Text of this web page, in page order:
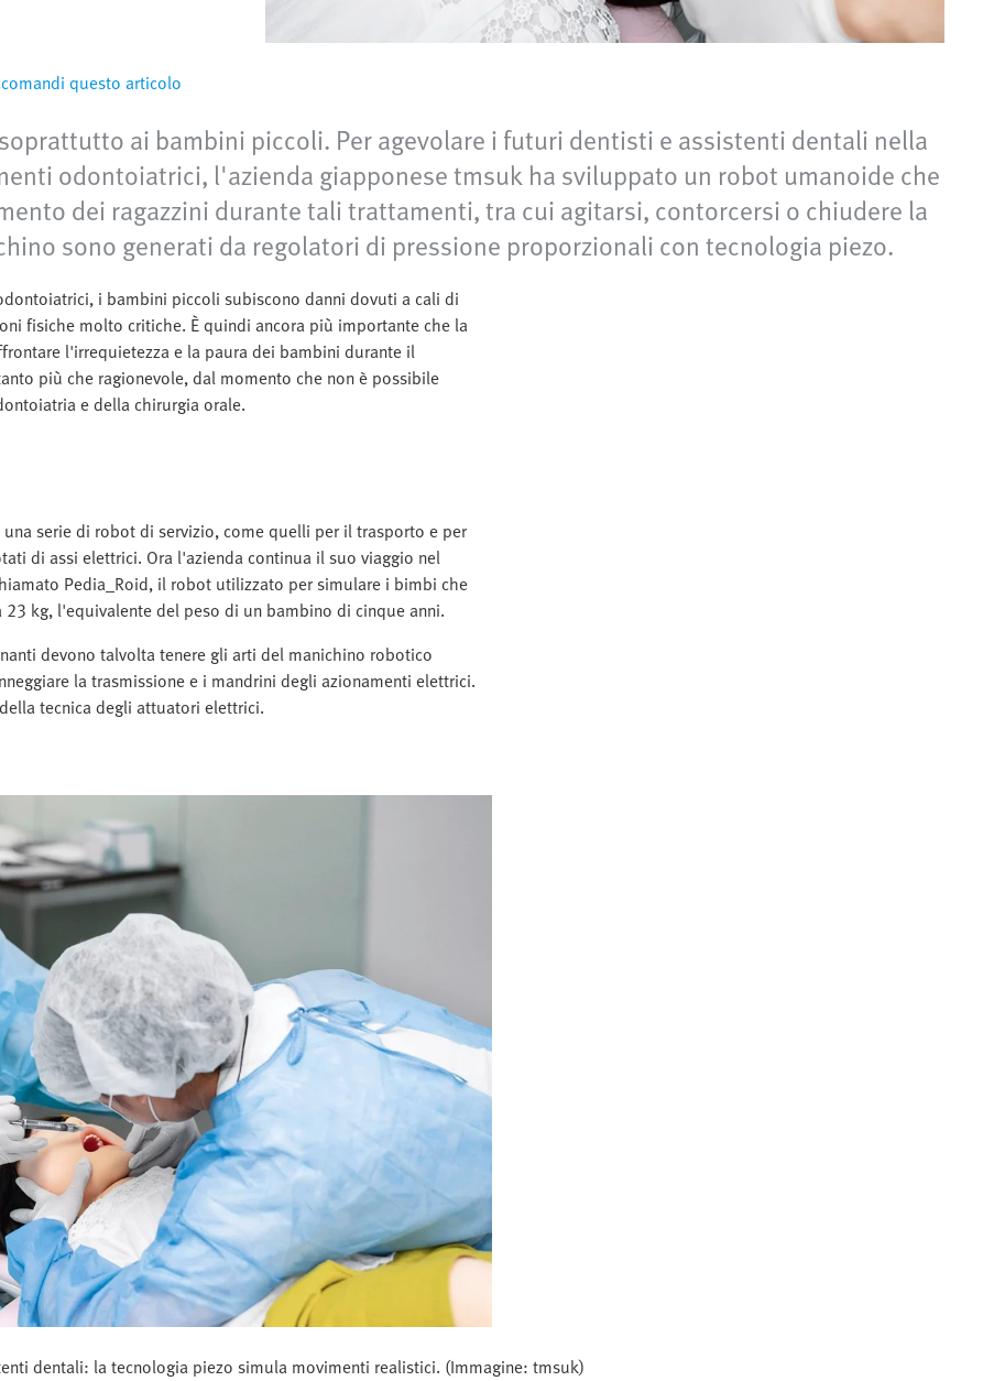
questo articolo
ai bambini piccoli. Per agevolare i futuri dentisti e assistenti dentali nella
odontoiatrici, l'azienda giapponese tmsuk ha sviluppato un robot umanoide che
dei ragazzini durante tali trattamenti, tra cui agitarsi, contorcersi o chiudere la
sono generati da regolatori di pressione proporzionali con tecnologia piezo.
i bambini piccoli subiscono danni dovuti a cali di
fisiche molto critiche. È quindi ancora più importante che la
l'irrequietezza e la paura dei bambini durante il
più che ragionevole, dal momento che non è possibile
e della chirurgia orale.
serie di robot di servizio, come quelli per il trasporto e per
di assi elettrici. Ora l'azienda continua il suo viaggio nel
Pedia_Roid, il robot utilizzato per simulare i bimbi che
kg, l'equivalente del peso di un bambino di cinque anni.
devono talvolta tenere gli arti del manichino robotico
la trasmissione e i mandrini degli azionamenti elettrici.
tecnica degli attuatori elettrici.
dentali: la tecnologia piezo simula movimenti realistici. (Immagine: tmsuk)